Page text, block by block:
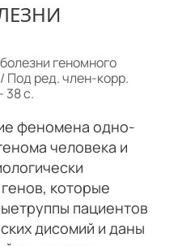
геномного
Под ред. член-корр.
38 с.
феномена одно-
человека и
которые
пациентов
дисомий и даны